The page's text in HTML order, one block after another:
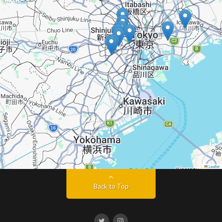
Leaflet
Back to Top